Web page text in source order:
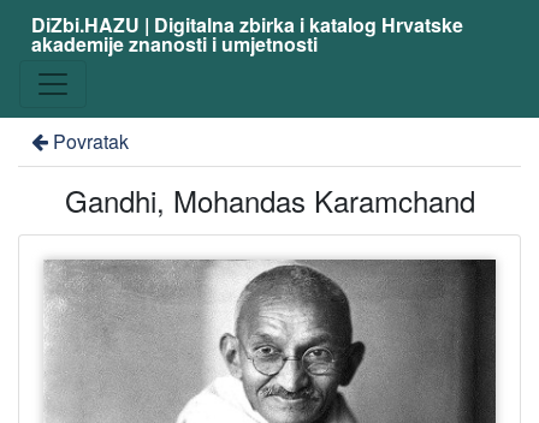
DiZbi.HAZU | Digitalna zbirka i katalog Hrvatske
akademije znanosti i umjetnosti
Povratak
Gandhi, Mohandas Karamchand